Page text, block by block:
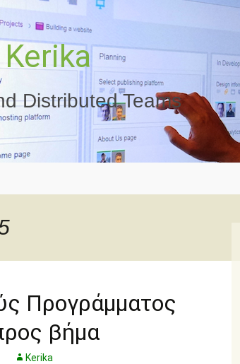
Distributed Teams
Προγράμματος
βήμα
Kerika